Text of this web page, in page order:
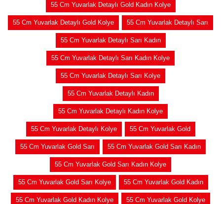
55 Cm Yuvarlak Detaylı Gold Kadın Kolye
55 Cm Yuvarlak Detaylı Gold Kolye 55 Cm Yuvarlak Detaylı Sarı
55 Cm Yuvarlak Detaylı Sarı Kadın
55 Cm Yuvarlak Detaylı Sarı Kadın Kolye
55 Cm Yuvarlak Detaylı Sarı Kolye
55 Cm Yuvarlak Detaylı Kadın
55 Cm Yuvarlak Detaylı Kadın Kolye
55 Cm Yuvarlak Detaylı Kolye 55 Cm Yuvarlak Gold
55 Cm Yuvarlak Gold Sarı 55 Cm Yuvarlak Gold Sarı Kadın
55 Cm Yuvarlak Gold Sarı Kadın Kolye
55 Cm Yuvarlak Gold Sarı Kolye 55 Cm Yuvarlak Gold Kadın
55 Cm Yuvarlak Gold Kadın Kolye 55 Cm Yuvarlak Gold Kolye